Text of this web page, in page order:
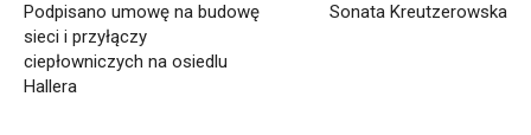
Podpisano umowę na budowę
sieci i przyłączy
ciepłowniczych na osiedlu
Hallera
Sonata Kreutzerowska